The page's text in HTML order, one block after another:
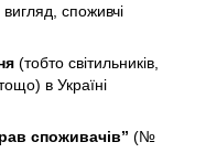
споживчі
(тобто світильників,
в Україні
споживачів” (№